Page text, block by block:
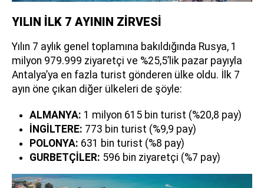
YILIN İLK 7 AYININ ZİRVESİ
Yılın 7 aylık genel toplamına bakıldığında Rusya, 1
milyon 979.999 ziyaretçi ve %25,5’lik pazar payıyla
Antalya’ya en fazla turist gönderen ülke oldu. İlk 7
ayın öne çıkan diğer ülkeleri de şöyle:
ALMANYA: 1 milyon 615 bin turist (%20,8 pay)
İNGİLTERE: 773 bin turist (%9,9 pay)
POLONYA: 631 bin turist (%8 pay)
GURBETÇİLER: 596 bin ziyaretçi (%7 pay)